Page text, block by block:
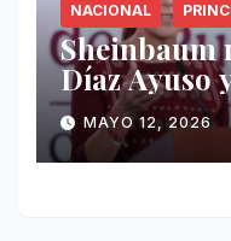
NACIONAL
Sheinbaum
Díaz Ayuso
deMAYO 12, 2026